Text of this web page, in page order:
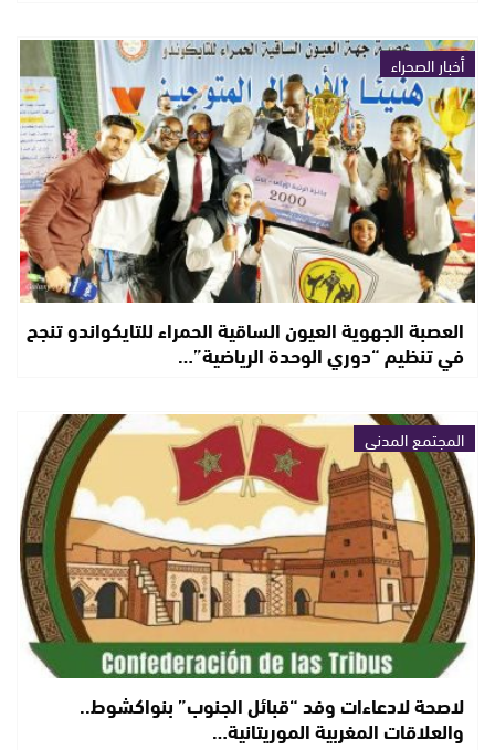
أخبار الصحراء
العصبة الجهوية العيون الساقية الحمراء للتايكواندو تنجح
في تنظيم “دوري الوحدة الرياضية”…
المجتمع المدني
لاصحة لادعاءات وفد “قبائل الجنوب” بنواكشوط..
والعلاقات المغربية الموريتانية…